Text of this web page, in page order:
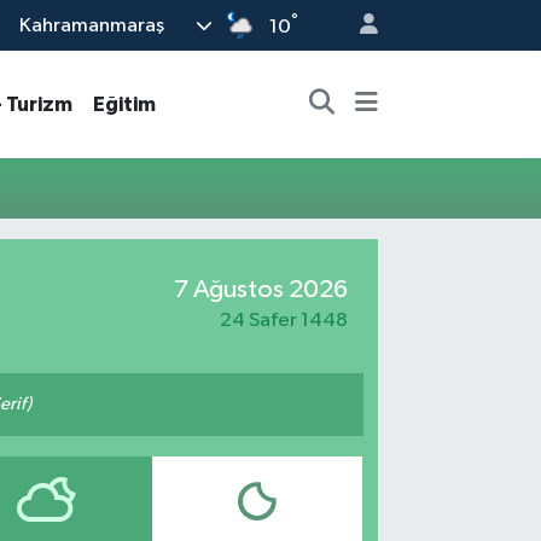
Kahramanmaraş 10°
Turizm Eğitim
7 Ağustos 2026
24 Safer 1448